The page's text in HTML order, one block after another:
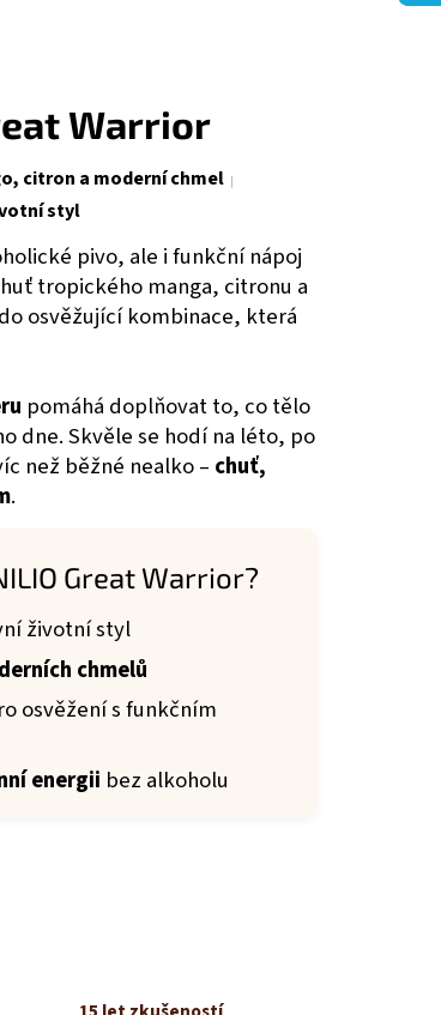
Warrior
citron a moderní chmel
styl
pivo, ale i funkční nápoj
tropického manga, citronu a
osvěžující kombinace, která
pomáhá doplňovat to, co tělo
dne. Skvěle se hodí na léto, po
než běžné nealko – chuť,
.
Great Warrior?
životní styl
chmelů
osvěžení s funkčním
energii bez alkoholu